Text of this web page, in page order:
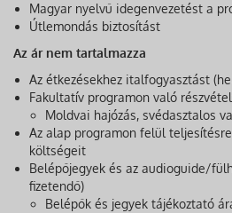
Magyar nyelvű idegenvezetést a
Útlemondás biztosítást
Az ár nem tartalmazza
Az étkezésekhez italfogyasztást
Fakultatív programon való
Moldvai hajózás, svédasztalos
Az alap programon felül
költségeit
Belépőjegyek és az audioguide/
fizetendő)
Belépők és jegyek tájékoztató